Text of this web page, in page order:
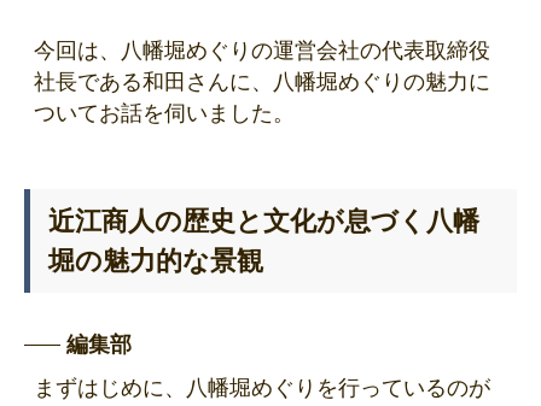
今回は、八幡堀めぐりの運営会社の代表取締役
社長である和田さんに、八幡堀めぐりの魅力に
ついてお話を伺いました。
近江商人の歴史と文化が息づく八幡
堀の魅力的な景観
編集部
まずはじめに、八幡堀めぐりを行っているのが